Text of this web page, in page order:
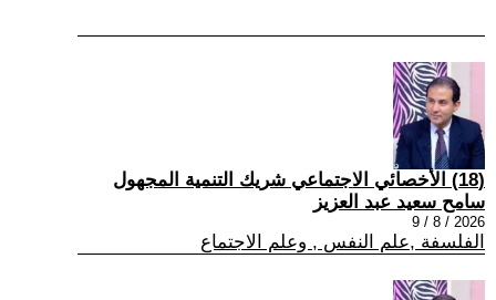
(18) الأخصائي الاجتماعي شريك التنمية المجهول
سامح سعيد عبد العزيز
2026 / 8 / 9
الفلسفة ,علم النفس , وعلم الاجتماع